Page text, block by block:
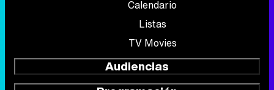
Calendario
Listas
TV Movies
Audiencias